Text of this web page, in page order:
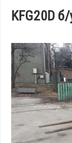
KFG20D б/